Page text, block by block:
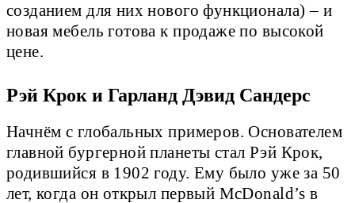
созданием для них нового функционала) – и
новая мебель готова к продаже по высокой
цене.
Рэй Крок и Гарланд Дэвид Сандерс
Начнём с глобальных примеров. Основателем
главной бургерной планеты стал Рэй Крок,
родившийся в 1902 году. Ему было уже за 50
лет, когда он открыл первый McDonald’s в